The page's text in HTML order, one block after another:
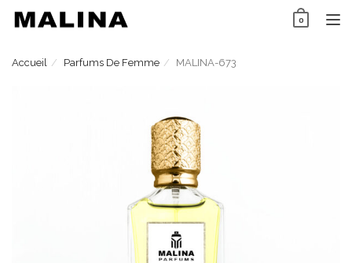
0
Accueil Parfums De Femme MALINA-673